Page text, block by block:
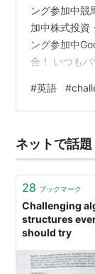
ング参加中競
加中株式投資
ング参加中
合！ いつも
ランキング
キャッチ画像
#英語 #
ネットで話題
28 ブックマーク
Challenging
structures
should try